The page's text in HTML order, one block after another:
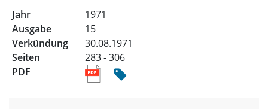
1971
15
30.08.1971
283 - 306